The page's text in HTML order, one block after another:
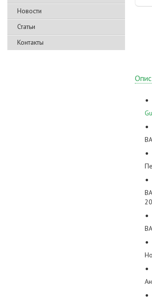
Новости
Статьи
Контакты